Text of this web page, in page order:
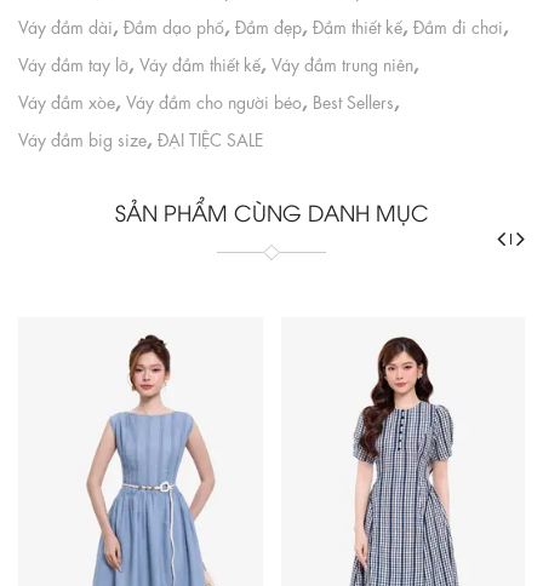
Váy đầm dài, Đầm dạo phố, Đầm đẹp, Đầm thiết kế, Đầm đi chơi,
Váy đầm tay lỡ, Váy đầm thiết kế, Váy đầm trung niên,
Váy đầm xòe, Váy đầm cho người béo, Best Sellers,
Váy đầm big size, ĐẠI TIỆC SALE
SẢN PHẨM CÙNG DANH MỤC